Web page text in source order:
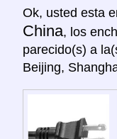
Ok, usted esta
China, los
parecido(s) a
Beijing,